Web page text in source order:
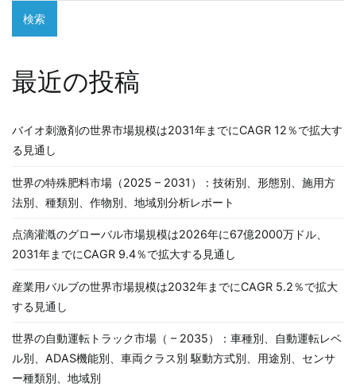
検索
最近の投稿
バイオ刺激剤の世界市場規模は2031年までにCAGR 12％で拡大す
る見通し
世界の特殊肥料市場（2025 – 2031）：技術別、形態別、施用方
法別、種類別、作物別、地域別分析レポート
点滴灌漑のグローバル市場規模は2026年に67億2000万ドル、
2031年までにCAGR 9.4％で拡大する見通し
産業用バルブの世界市場規模は2032年までにCAGR 5.2％で拡大
する見通し
世界の自動運転トラック市場（ – 2035）：車種別、自動運転レベ
ル別、ADAS機能別、車両クラス別 駆動方式別、用途別、センサ
ー種類別、地域別